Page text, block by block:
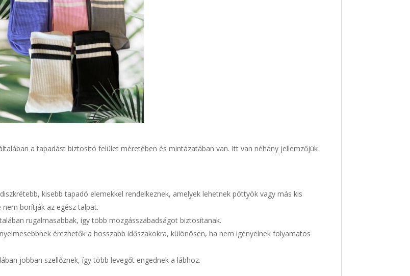
a tapadást biztosító felület méretében és mintázatában van. Itt van néhány jellemzőjük
kisebb tapadó elemekkel rendelkeznek, amelyek lehetnek pöttyök vagy más kis
borítják az egész talpat.
rugalmasabbak, így több mozgásszabadságot biztosítanak.
érezhetők a hosszabb időszakokra, különösen, ha nem igényelnek folyamatos
jobban szellőznek, így több levegőt engednek a lábhoz.